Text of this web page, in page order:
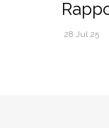
28 Jul 25